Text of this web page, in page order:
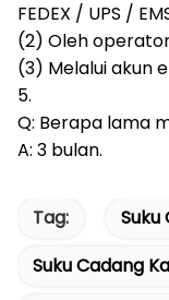
FEDEX / UPS /
(2) Oleh
(3) Melalui akun
5.
Q: Berapa lama
A: 3 bulan.
Tag:
Suku
Suku Cadang